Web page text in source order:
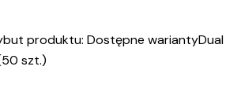
produktu: Dostępne wariantyDual
szt.)